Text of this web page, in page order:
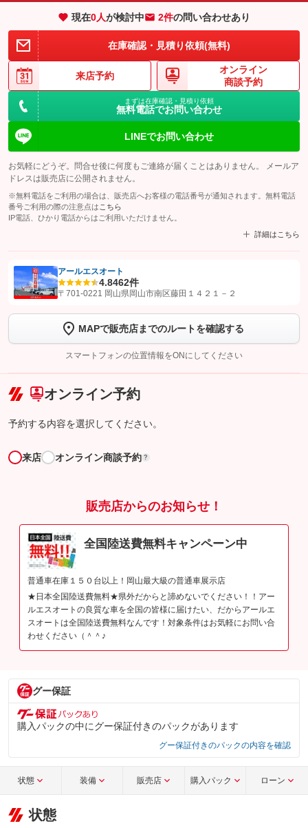
現在0人が検討中 2件の問い合わせあり
在庫確認・見積り依頼(無料)
来店予約
オンライン
商談予約
まずは在庫確認・見積り依頼
無料電話でお問い合わせ
LINEでお問い合わせ
お気軽にどうぞ。問合せ後に何度もご連絡が届くことはありません。 メールア
ドレスは販売店に公開されません。
※無料電話をご利用の場合は、販売店へお客様の電話番号が通知されます。無料電話
番号ご利用の際の注意点は こちら
IP電話、ひかり電話からはご利用いただけません。
詳細はこちら
【STEP1】認証画面でグーネットを友だち追加してから「許可する」ボタンを押
トーク画面で
ボタンをタップして問い合わせを
完了してください。
こちら
アールエスオート
4.8462件
〒701-0221 岡山県岡山市南区藤田１４２１－２
MAPで販売店までのルートを確認する
スマートフォンの位置情報をONにしてください
オンライン予約
予約する内容を選択してください。
来店 オンライン商談予約 ?
販売店からのお知らせ！
全国陸送費無料キャンペーン中
普通車在庫１５０台以上！岡山最大級の普通車展示店
★日本全国陸送費無料★県外だからと諦めないでください！！アー
ルエスオートの良質な車を全国の皆様に届けたい、だからアールエ
スオートは全国陸送費無料なんです！対象条件はお気軽にお問い合
わせください（＾＾♪
グー保証
購入パックの中にグー保証付きのパックがあります
グー保証付きのパックの内容を確認
状態 装備 販売店 購入パック ローン
状態